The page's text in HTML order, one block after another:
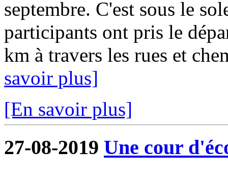
septembre. C'est sous le
participants ont pris le
km à travers les rues et
savoir plus]
[En savoir plus]
27-08-2019 Une cour